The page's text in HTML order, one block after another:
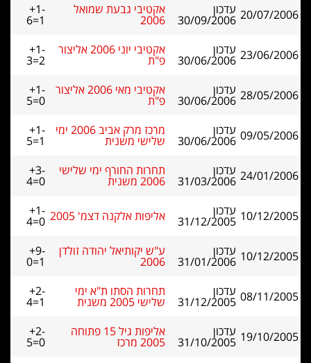
20/07/2006 עדכון
30/09/2006
אקטיבי גבעת שמואל
2006
+1-
6=1
23/06/2006 עדכון
30/06/2006
אקטיבי יוני 2006 אליצור
פ"ת
+1-
3=2
28/05/2006 עדכון
30/06/2006
אקטיבי מאי 2006 אליצור
פ"ת
+1-
5=0
09/05/2006 עדכון
30/06/2006
מרכז מרק אביב 2006 ימי
שלישי משנית
+1-
5=1
24/01/2006 עדכון
31/03/2006
תחרות החורף ימי שלישי
2006 משנית
+3-
4=0
10/12/2005 עדכון
31/12/2005 אליפות אלקנה דצמ' 2005 +1-
4=0
10/12/2005 עדכון
31/01/2006
ע"ש יקותיאל יהודה זולדן
2006
+9-
0=1
08/11/2005 עדכון
31/12/2005
תחרות הסתו ת"א ימי
שלישי 2005 משנית
+2-
4=1
19/10/2005 עדכון
31/10/2005
אליפות גיל 15 פתוחה
2005 מרכז
+2-
5=0